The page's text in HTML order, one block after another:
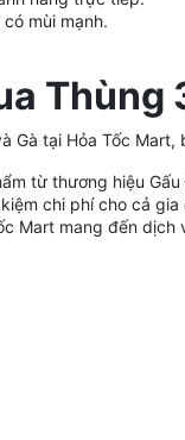
mùi mạnh.
Thùng
Gà tại Hỏa Tốc
từ thương hiệu
chi phí cho cả gia
Mart mang đến